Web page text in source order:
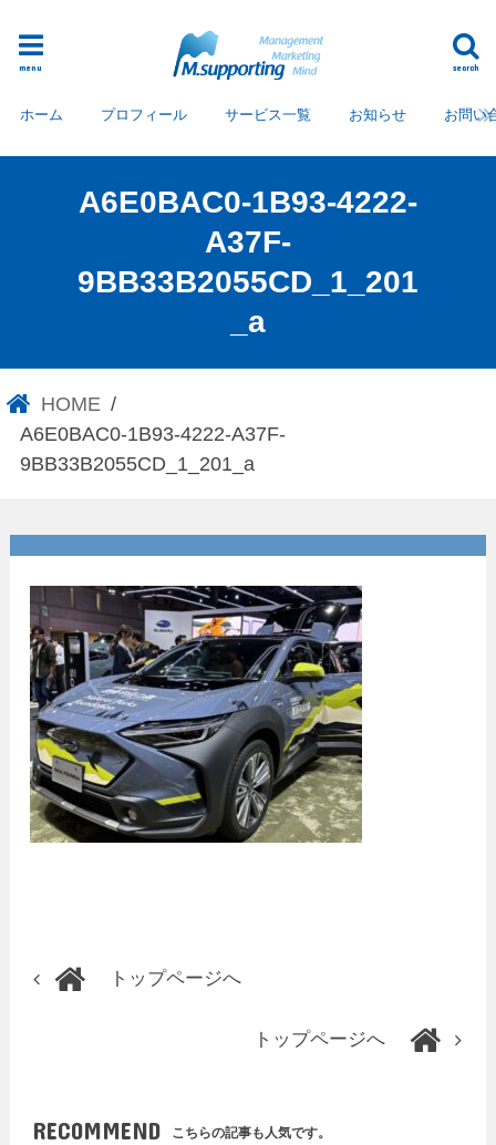
search
menu
ホーム プロフィール サービス一覧 お知らせ お問い
A6E0BAC0-1B93-4222-
A37F-
9BB33B2055CD_1_201
_a
HOME
A6E0BAC0-1B93-4222-A37F-
9BB33B2055CD_1_201_a
A6E0BAC0-1B93-4222-A37F-
トップページへ
トップページへ
RECOMMEND こちらの記事も人気です。